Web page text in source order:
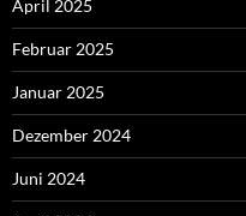
April 2025
Februar 2025
Januar 2025
Dezember 2024
Juni 2024